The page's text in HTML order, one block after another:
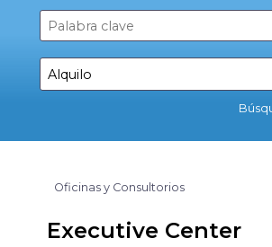
Oficinas y Consultorios
Executive Center